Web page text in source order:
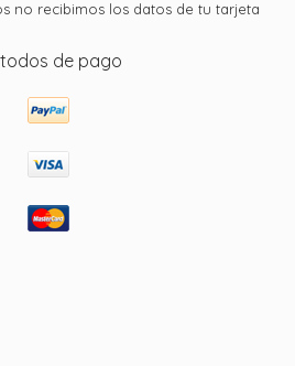
no recibimos los datos de tu tarjeta
de pago